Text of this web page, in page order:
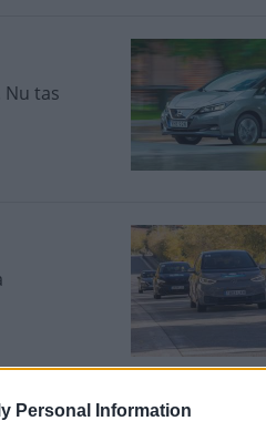
Personal Information
tas